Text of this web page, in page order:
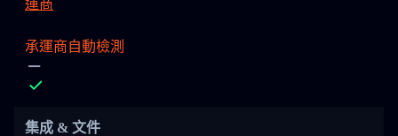
運商
承運商自動檢測
集成 & 文件